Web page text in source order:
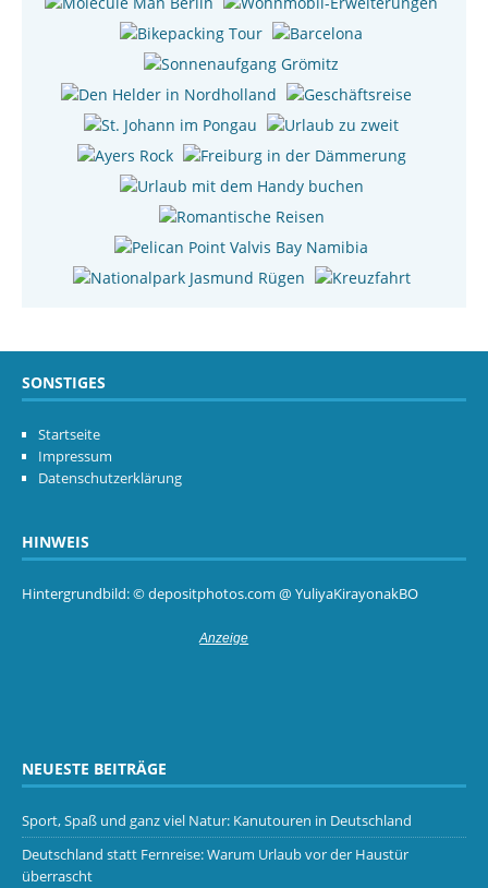
SONSTIGES
Startseite
Impressum
Datenschutzerklärung
HINWEIS
Hintergrundbild: © depositphotos.com @ YuliyaKirayonakBO
NEUESTE BEITRÄGE
Sport, Spaß und ganz viel Natur: Kanutouren in Deutschland
Deutschland statt Fernreise: Warum Urlaub vor der Haustür
überrascht